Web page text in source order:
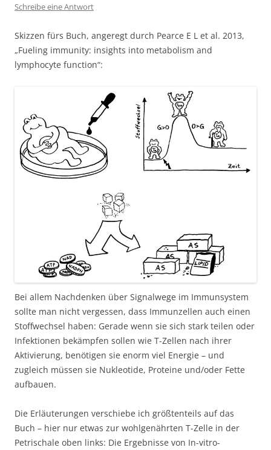
Schreibe eine Antwort
Skizzen fürs Buch, angeregt durch Pearce E L et al. 2013,
„Fueling immunity: insights into metabolism and
lymphocyte function“:
Bei allem Nachdenken über Signalwege im Immunsystem
sollte man nicht vergessen, dass Immunzellen auch einen
Stoffwechsel haben: Gerade wenn sie sich stark teilen oder
Infektionen bekämpfen sollen wie T-Zellen nach ihrer
Aktivierung, benötigen sie enorm viel Energie – und
zugleich müssen sie Nukleotide, Proteine und/oder Fette
aufbauen.
Die Erläuterungen verschiebe ich größtenteils auf das
Buch – hier nur etwas zur wohlgenährten T-Zelle in der
Petrischale oben links: Die Ergebnisse von In-vitro-